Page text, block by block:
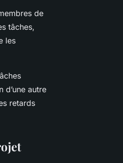
de
tâches,
les
d’une autre
retards